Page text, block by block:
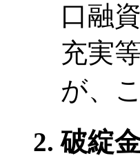
口融
充実
が、
破綻